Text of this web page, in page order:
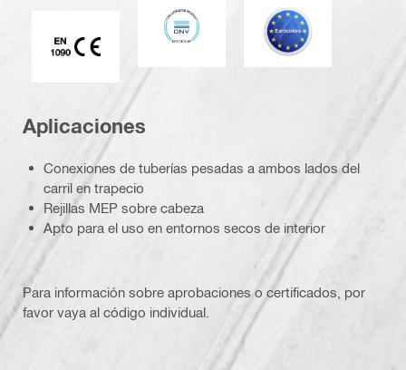
Marca CE EN 1090
DNV Eurocódigo
Aplicaciones
Conexiones de tuberías pesadas a ambos lados del
carril en trapecio
Rejillas MEP sobre cabeza
Apto para el uso en entornos secos de interior
Para información sobre aprobaciones o certificados, por
favor vaya al código individual.